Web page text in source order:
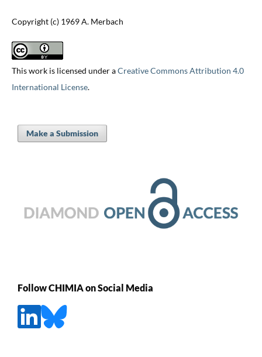
Copyright (c) 1969 A. Merbach
This work is licensed under aCreative Commons Attribution 4.0
International License.
Make a Submission
Follow CHIMIA on Social Media